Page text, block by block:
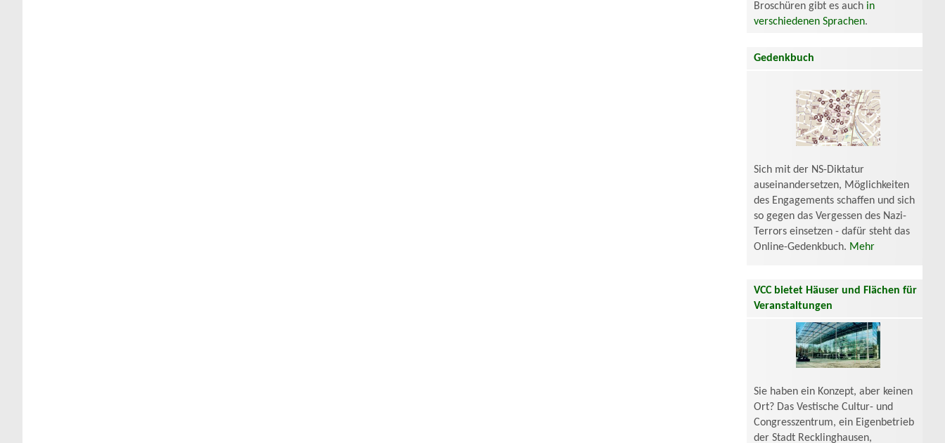
Broschüren gibt es auch in
verschiedenen Sprachen.
Gedenkbuch
Sich mit der NS-Diktatur
auseinandersetzen, Möglichkeiten
des Engagements schaffen und sich
so gegen das Vergessen des Nazi-
Terrors einsetzen - dafür steht das
Online-Gedenkbuch. Mehr
VCC bietet Häuser und Flächen für
Veranstaltungen
Sie haben ein Konzept, aber keinen
Ort? Das Vestische Cultur- und
Congresszentrum, ein Eigenbetrieb
der Stadt Recklinghausen,